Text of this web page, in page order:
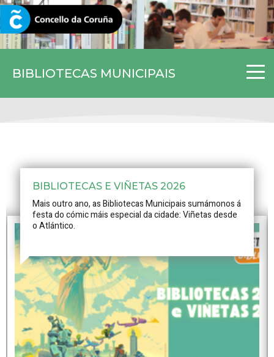
BIBLIOTECAS MUNICIPAIS
CORUNA.GAL
BIBLIOTECAS E VIÑETAS 2026
Mais outro ano, as Bibliotecas Municipais sumámonos á
festa do cómic máis especial da cidade: Viñetas desde
o Atlántico.